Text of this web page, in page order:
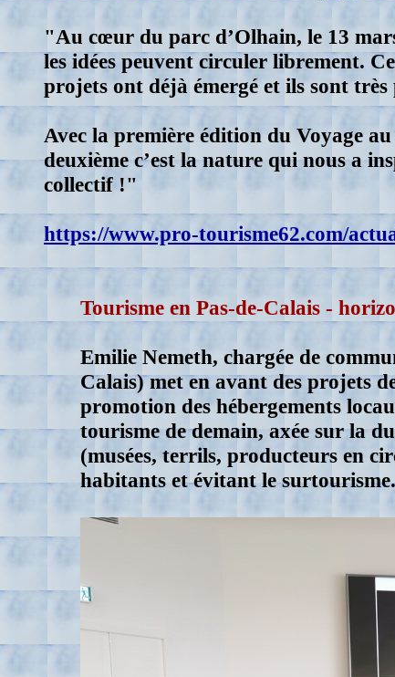
"Au cœur du parc d’Olhain, le 13
les idées peuvent circuler librement.
projets ont déjà émergé et ils sont
Avec la première édition du Voyage
deuxième c’est la nature qui nous a
collectif !"
https://www.pro-tourisme62.com/
Tourisme en Pas-de-Calais -
Emilie Nemeth, chargée de
Calais) met en avant des projets
promotion des hébergements
tourisme de demain, axée sur la
(musées, terrils, producteurs en
habitants et évitant le surtourisme.